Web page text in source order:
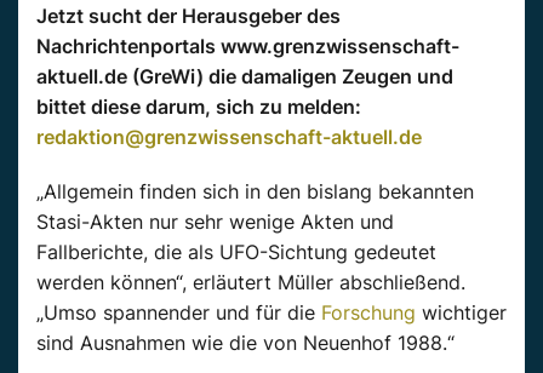
Jetzt sucht der Herausgeber des
Nachrichtenportals www.grenzwissenschaft-
aktuell.de (GreWi) die damaligen Zeugen und
bittet diese darum, sich zu melden:
redaktion@grenzwissenschaft-aktuell.de
„Allgemein finden sich in den bislang bekannten
Stasi-Akten nur sehr wenige Akten und
Fallberichte, die als UFO-Sichtung gedeutet
werden können“, erläutert Müller abschließend.
„Umso spannender und für die Forschung wichtiger
sind Ausnahmen wie die von Neuenhof 1988.“